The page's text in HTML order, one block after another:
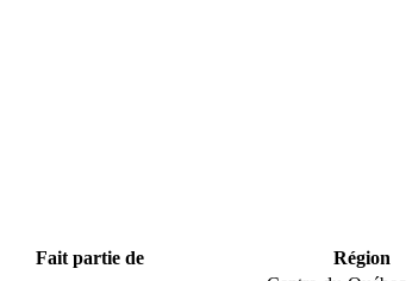
Fait partie de Région